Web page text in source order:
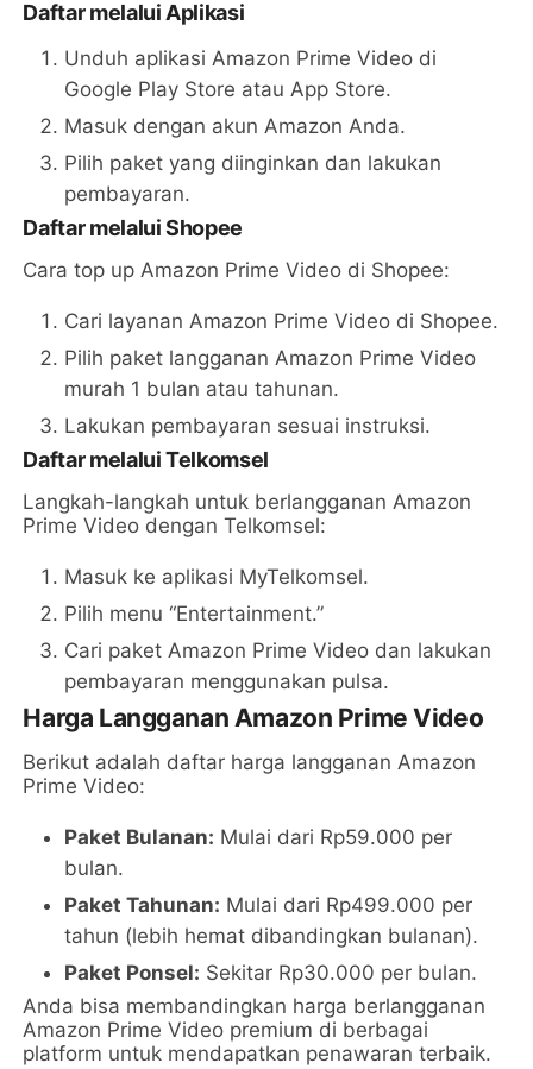
Daftar melalui Aplikasi
Unduh aplikasi Amazon Prime Video di
Google Play Store atau App Store.
Masuk dengan akun Amazon Anda.
Pilih paket yang diinginkan dan lakukan
pembayaran.
Daftar melalui Shopee
Cara top up Amazon Prime Video di Shopee:
Cari layanan Amazon Prime Video di Shopee.
Pilih paket langganan Amazon Prime Video
murah 1 bulan atau tahunan.
Lakukan pembayaran sesuai instruksi.
Daftar melalui Telkomsel
Langkah-langkah untuk berlangganan Amazon
Prime Video dengan Telkomsel:
Masuk ke aplikasi MyTelkomsel.
Pilih menu “Entertainment.”
Cari paket Amazon Prime Video dan lakukan
pembayaran menggunakan pulsa.
Harga Langganan Amazon Prime Video
Berikut adalah daftar harga langganan Amazon
Prime Video:
Paket Bulanan: Mulai dari Rp59.000 per
bulan.
Paket Tahunan: Mulai dari Rp499.000 per
tahun (lebih hemat dibandingkan bulanan).
Paket Ponsel: Sekitar Rp30.000 per bulan.
Anda bisa membandingkan harga berlangganan
Amazon Prime Video premium di berbagai
platform untuk mendapatkan penawaran terbaik.